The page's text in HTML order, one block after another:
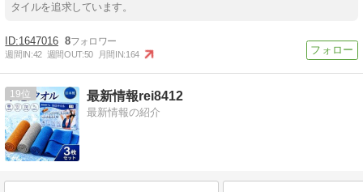
タイルを追求しています。
1647016 8
週間IN:42 週間OUT:50 月間IN:164
19 最新情報rei8412
最新情報の紹介